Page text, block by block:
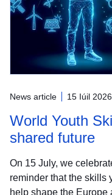
News article 15 Iúil 2026
World Youth
shared future
On 15 July, we
reminder that the skills
help shape the Europe